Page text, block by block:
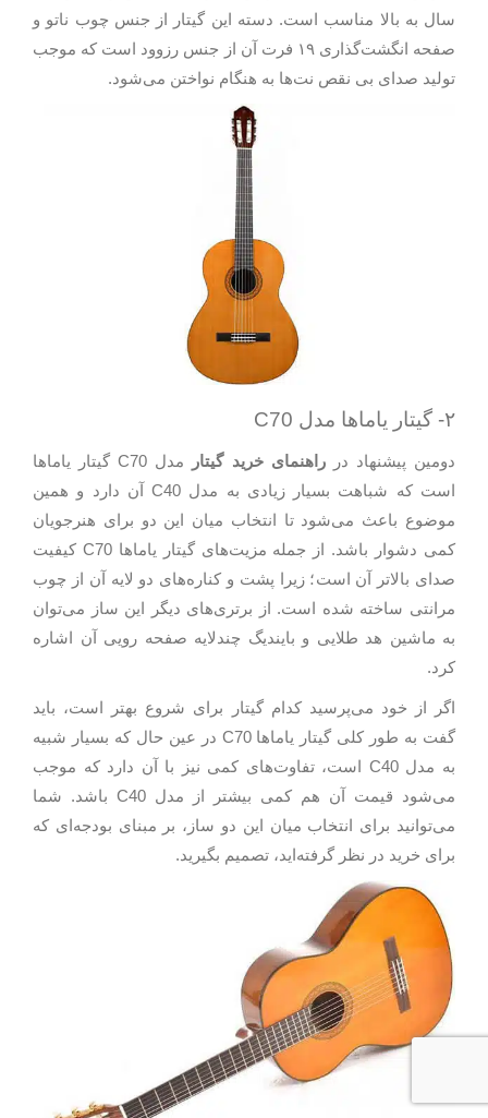
سال به بالا مناسب است. دسته این گیتار از جنس چوب ناتو و
صفحه انگشت‌گذاری ۱۹ فرت آن از جنس رزوود است که موجب
تولید صدای بی نقص نت‌ها به هنگام نواختن می‌شود.
۲- گیتار یاماها مدل C70
دومین پیشنهاد درراهنمای خرید گیتار
مدل C70 گیتار یاماها
است که شباهت بسیار زیادی به مدل C40 آن دارد و همین
موضوع باعث می‌شود تا انتخاب میان این دو برای هنرجویان
کمی دشوار باشد. از جمله مزیت‌های گیتار یاماها C70 کیفیت
صدای بالاتر آن است؛ زیرا پشت و کناره‌های دو لایه آن از چوب
مرانتی ساخته شده است. از برتری‌های دیگر این ساز می‌توان
به ماشین هد طلایی و بایندیگ چندلایه صفحه رویی آن اشاره
کرد.
اگر از خود می‌پرسید کدام گیتار برای شروع بهتر است، باید
گفت به طور کلی گیتار یاماها C70 در عین حال که بسیار شبیه
به مدل C40 است، تفاوت‌های کمی نیز با آن دارد که موجب
می‌شود قیمت آن هم کمی بیشتر از مدل C40 باشد. شما
می‌توانید برای انتخاب میان این دو ساز، بر مبنای بودجه‌ای که
برای خرید در نظر گرفته‌اید، تصمیم بگیرید.